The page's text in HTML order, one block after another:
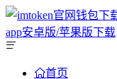
首页